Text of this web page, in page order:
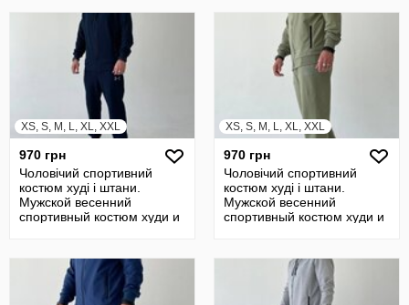
XS, S, M, L, XL, XXL
970 грн
Чоловічий спортивний
костюм худі і штани.
Мужской весенний
спортивный костюм худи и
XS, S, M, L, XL, XXL
970 грн
Чоловічий спортивний
костюм худі і штани.
Мужской весенний
спортивный костюм худи и